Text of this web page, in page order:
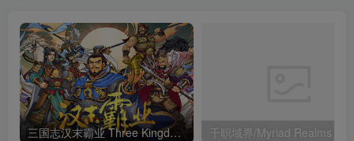
三国志汉末霸业 Three Kingdoms The Last Warlord v1.0.0.4017 集成群英荟萃DLC （官中）